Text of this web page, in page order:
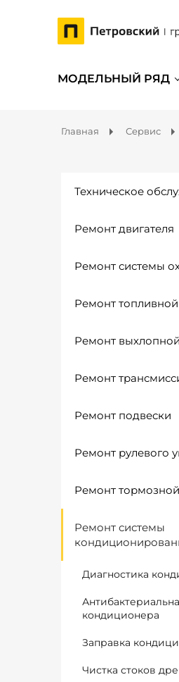
МОДЕЛЬНЫЙ РЯД
Главная Сервис
Техническое
Ремонт двигателя
Ремонт системы
Ремонт
Ремонт
Ремонт
Ремонт подвески
Ремонт рулевого
Ремонт
Ремонт системы
Диагностика
кондиционера
Заправка
Чистка стоков